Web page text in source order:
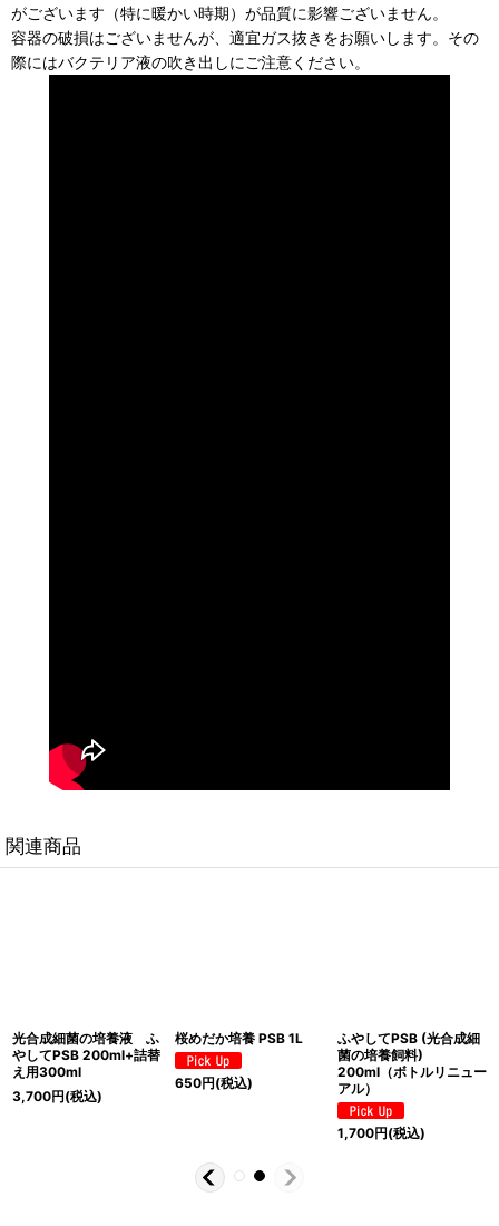
がございます（特に暖かい時期）が品質に影響ございません。
容器の破損はございませんが、適宜ガス抜きをお願いします。その
際にはバクテリア液の吹き出しにご注意ください。
関連商品
光合成細菌の培養液 ふ
やしてPSB 200ml+詰替
え用300ml
3,700円(税込)
桜めだか培養 PSB 1L
650円(税込)
ふやしてPSB (光合成細
菌の培養飼料)
200ml（ボトルリニュー
アル）
1,700円(税込)